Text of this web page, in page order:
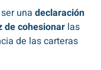
unadeclaración
de cohesionar las
de las carteras